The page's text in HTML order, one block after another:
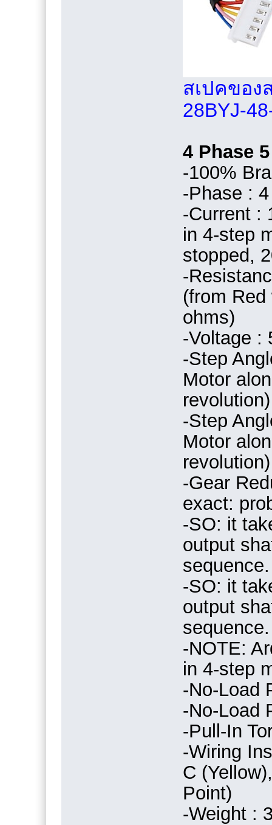
สเปคของ
28BYJ-
4 Phase
-100%
-Phase : 4
-Current :
in 4-step
stopped,
-
(from
ohms)
-Voltage :
-Step
Motor
revolution)
-Step
Motor
revolution)
-Gear
exact:
-SO: it
output
sequence.
-SO: it
output
sequence.
-NOTE:
in 4-step
-No-Load
-No-Load
-Pull-In
-Wiring
C
Point)
-Weight :